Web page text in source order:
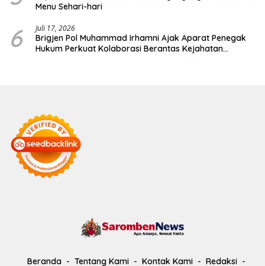
Menu Sehari-hari
6 Juli 17, 2026
Brigjen Pol Muhammad Irhamni Ajak Aparat Penegak
Hukum Perkuat Kolaborasi Berantas Kejahatan
Beranda Tentang Kami Kontak Kami Redaksi